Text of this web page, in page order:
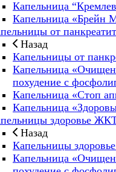
Капельница
Капельница «Брейн
от
Назад
Капельницы от
Капельница
похудение с
Капельница «Стоп
Капельница
здоровье
Назад
Капельницы
Капельница